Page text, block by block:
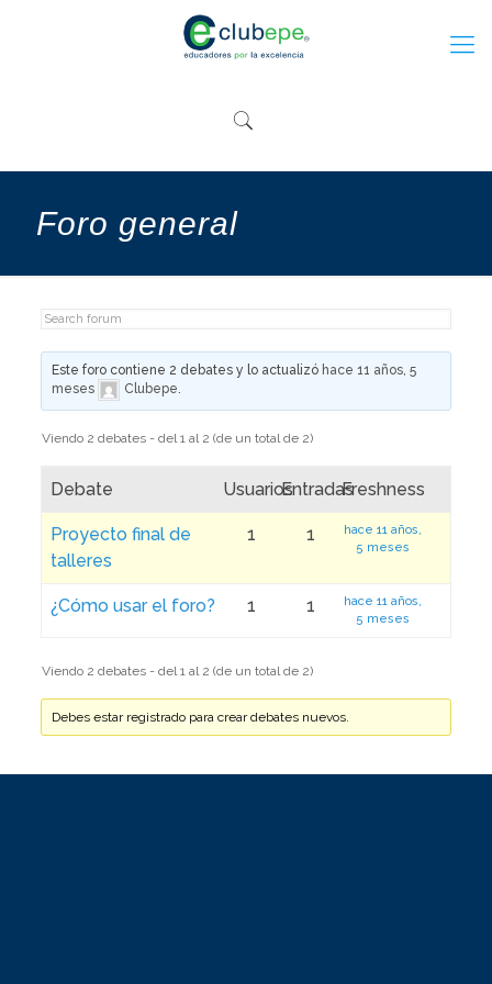
Foro general
Este foro contiene 2 debates y lo actualizó hace 11 años, 5
meses
Clubepe.
Viendo 2 debates - del 1 al 2 (de un total de 2)
Debate UsuariosEntradasFreshness
Proyecto final de
talleres
1 1
hace 11 años,
5 meses
¿Cómo usar el foro? 1 1
hace 11 años,
5 meses
Viendo 2 debates - del 1 al 2 (de un total de 2)
Debes estar registrado para crear debates nuevos.